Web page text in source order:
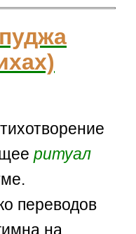
ритуал
переводов
на